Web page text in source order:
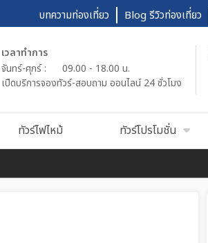
บทความท่องเที่ยว Blog รีวิวท่องเที่ยว
เวลาทำการ
จันทร์-ศุกร์ :
09.00 - 18.00 น.
เปืดบริการจองทัวร์-สอบถาม ออนไลน์ 24 ชั่วโมง
ทัวร์ไฟไหม้ ทัวร์โปรโมชั่น